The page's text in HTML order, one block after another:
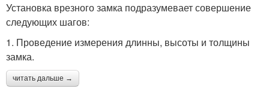
Установка врезного замка подразумевает совершение
следующих шагов:
1. Проведение измерения длинны, высоты и толщины
замка.
читать дальше →